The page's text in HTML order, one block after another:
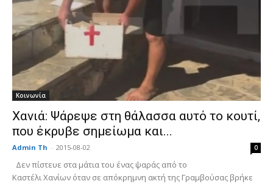
Κοινωνία
Χανιά: Ψάρεψε στη θάλασσα αυτό το κουτί,
που έκρυβε σημείωμα και...
Admin Th - 2015-08-02 0
Δεν πίστευε στα μάτια του ένας ψαράς από το
Καστέλι Χανίων όταν σε απόκρημνη ακτή της Γραμβούσας βρήκε